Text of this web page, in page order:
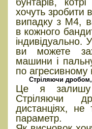
хочуть зробити
випадку з М4,
в кожного
індивідуально.
ви можете
машини і
по агресивному
Стріляючи дробом,
Це я залишу
Стріляючи
дистанціях, не
параметр.